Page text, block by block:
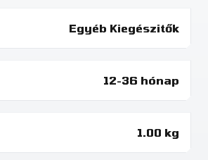
Egyéb Kiegészitők
12-36 hónap
1.00 kg